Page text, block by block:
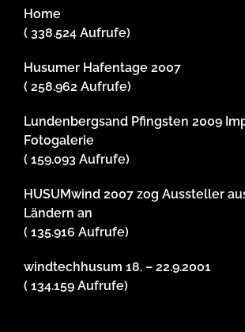
Home
( 338.524 Aufrufe)
Husumer Hafentage 2007
( 258.962 Aufrufe)
Lundenbergsand Pfingsten 2009
Fotogalerie
( 159.093 Aufrufe)
HUSUMwind 2007 zog Aussteller
Ländern an
( 135.916 Aufrufe)
windtechhusum 18. – 22.9.2001
( 134.159 Aufrufe)